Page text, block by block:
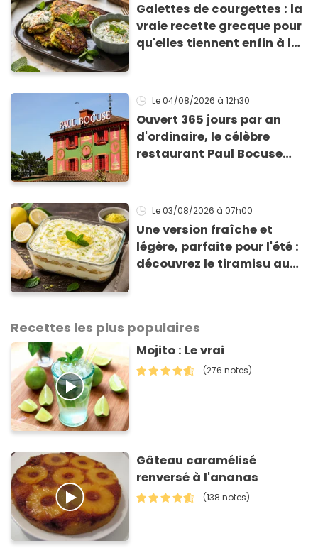
Galettes de courgettes : la
vraie recette grecque pour
qu'elles tiennent enfin à la
Le 04/08/2026 à 12h30
Ouvert 365 jours par an
d'ordinaire, le célèbre
restaurant Paul Bocuse
Le 03/08/2026 à 07h00
Une version fraîche et
légère, parfaite pour l'été :
découvrez le tiramisu au
Recettes les plus populaires
Mojito : Le vrai
(276 notes)
Gâteau caramélisé
renversé à l'ananas
(138 notes)